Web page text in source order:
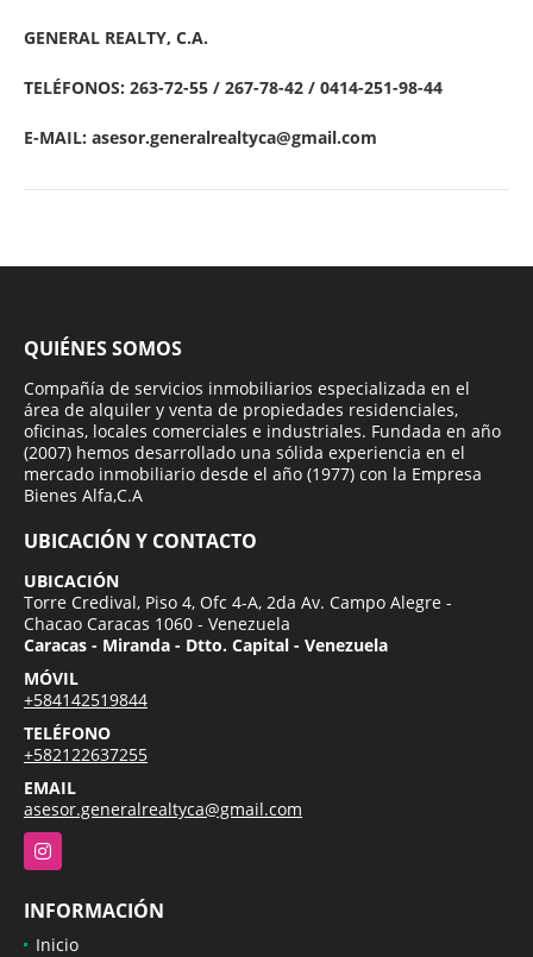
GENERAL REALTY, C.A.
TELÉFONOS: 263-72-55 / 267-78-42 / 0414-251-98-44
E-MAIL: asesor.generalrealtyca@gmail.com
QUIÉNES SOMOS
Compañía de servicios inmobiliarios especializada en el
área de alquiler y venta de propiedades residenciales,
oficinas, locales comerciales e industriales. Fundada en año
(2007) hemos desarrollado una sólida experiencia en el
mercado inmobiliario desde el año (1977) con la Empresa
Bienes Alfa,C.A
UBICACIÓN Y CONTACTO
UBICACIÓN
Torre Credival, Piso 4, Ofc 4-A, 2da Av. Campo Alegre -
Chacao Caracas 1060 - Venezuela
Caracas - Miranda - Dtto. Capital - Venezuela
MÓVIL
+584142519844
TELÉFONO
+582122637255
EMAIL
asesor.generalrealtyca@gmail.com
Instagram
INFORMACIÓN
Inicio